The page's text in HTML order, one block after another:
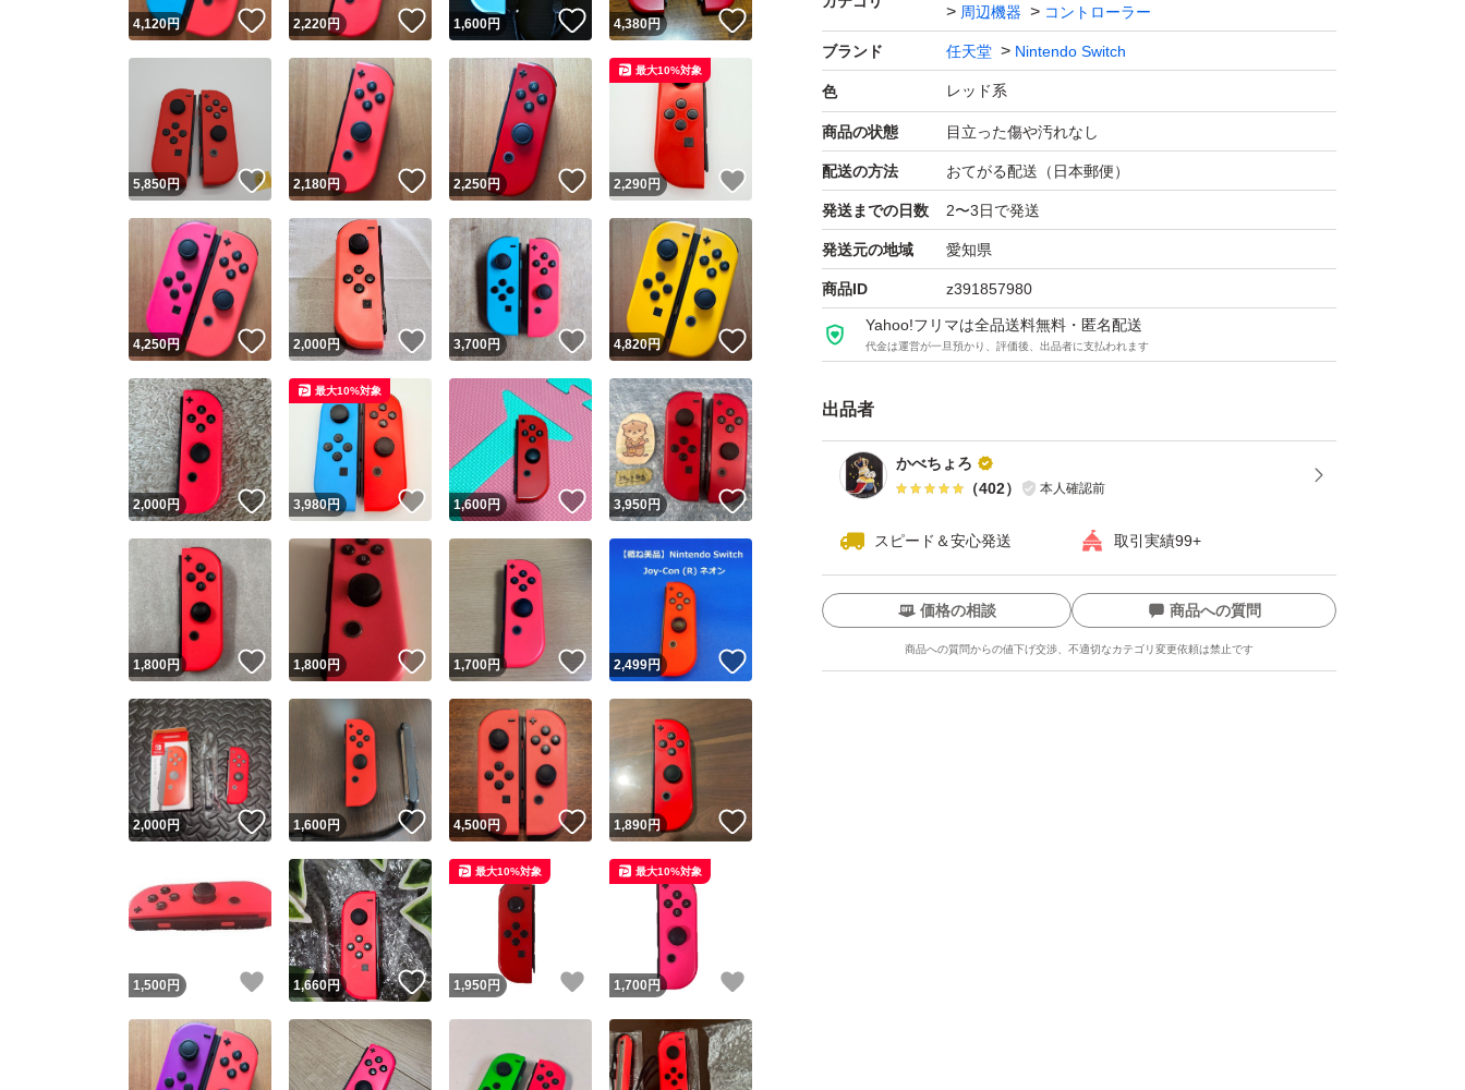
返品等不可でお願い致します。
ご理解の上ご購入をお願いします。
周辺機器
コントローラー
ブランド 任天堂 Nintendo Switch
色 レッド系
商品の状態 目立った傷や汚れなし
配送の方法 おてがる配送（日本郵便）
発送までの日数 2〜3日で発送
発送元の地域 愛知県
商品ID z391857980
Yahoo!フリマは全品送料無料・匿名配送
代金は運営が一旦預かり、評価後、出品者に支払われます
出品者
かべちょろ
（402） 本人確認前
スピード＆安心発送 取引実績99+
ユーザーの実績について
Yahoo!フリマが定めた一定の基準を満たしたユーザーにバッジを付与しています
安心取引出品者
安心取引出品者 Yahoo!フリマの基準をクリアした安心・安全なユーザーです
取引実績
取引実績◯+ このユーザーはYahoo!フリマの取引を完了させた実績があります
価格の相談 商品への質問
商品への質問からの値下げ交渉、不適切なカテゴリ変更依頼は禁止です
この商品の情報をコピーします
商品画像の 無断転載は禁止されています
1商品につき1回 です
4,120円 いいね！
2,220円 いいね！
1,600円 いいね！
4,380円 いいね！
5,850円 いいね！
2,180円 いいね！
2,250円 いいね！
2,290円
最大10%対象
4,250円 いいね！
2,000円 いいね！
3,700円 いいね！
4,820円 いいね！
2,000円 いいね！
3,980円 いいね！
最大10%対象
1,600円 いいね！
3,950円 いいね！
1,800円 いいね！
1,800円 いいね！
1,700円 いいね！
2,499円
2,000円 いいね！
1,600円 いいね！
4,500円 いいね！
1,890円
1,500 円 いいね！
1,660円 いいね！
1,950 円 いいね！
最大10%対象
1,700 円
最大10%対象